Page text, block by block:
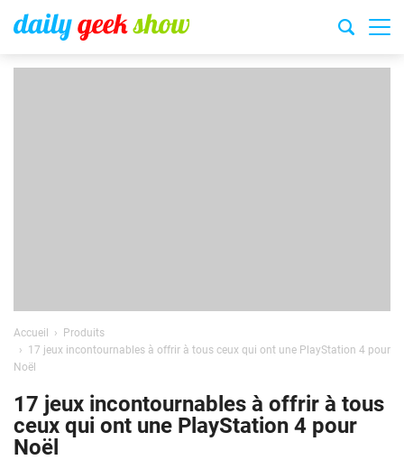
Accueil
Produits
17 jeux incontournables à offrir à tous ceux qui ont une PlayStation 4 pour
Noël
17 jeux incontournables à offrir à tous
ceux qui ont une PlayStation 4 pour
Noël